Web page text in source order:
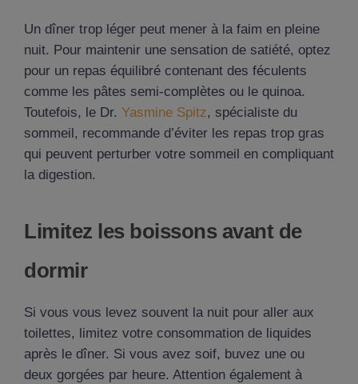
Un dîner trop léger peut mener à la faim en pleine
nuit. Pour maintenir une sensation de satiété, optez
pour un repas équilibré contenant des féculents
comme les pâtes semi-complètes ou le quinoa.
Toutefois, le Dr. Yasmine Spitz, spécialiste du
sommeil, recommande d’éviter les repas trop gras
qui peuvent perturber votre sommeil en compliquant
la digestion.
Limitez les boissons avant de
dormir
Si vous vous levez souvent la nuit pour aller aux
toilettes, limitez votre consommation de liquides
après le dîner. Si vous avez soif, buvez une ou
deux gorgées par heure. Attention également à